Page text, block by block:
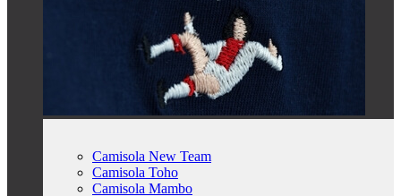
Camisola New Team
Camisola Toho
Camisola Mambo